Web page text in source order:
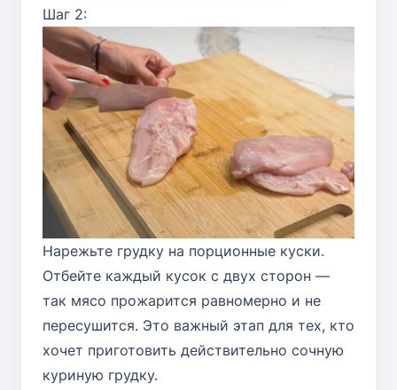
Шаг 2:
Нарежьте грудку на порционные куски.
Отбейте каждый кусок с двух сторон —
так мясо прожарится равномерно и не
пересушится. Это важный этап для тех, кто
хочет приготовить действительно сочную
куриную грудку.